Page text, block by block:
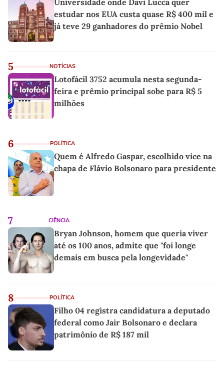
estudar nos EUA custa quase R$ 400 mil e
já teve 29 ganhadores do prêmio Nobel
5 NOTÍCIAS
Lotofácil 3752 acumula nesta segunda-
feira e prêmio principal sobe para R$ 5
milhões
6 POLÍTICA
Quem é Alfredo Gaspar, escolhido vice na
chapa de Flávio Bolsonaro para presidente
7 CIÊNCIA
Bryan Johnson, homem que queria viver
até os 100 anos, admite que "foi longe
demais em busca pela longevidade"
8 POLÍTICA
Filho 04 registra candidatura a deputado
federal como Jair Bolsonaro e declara
patrimônio de R$ 187 mil